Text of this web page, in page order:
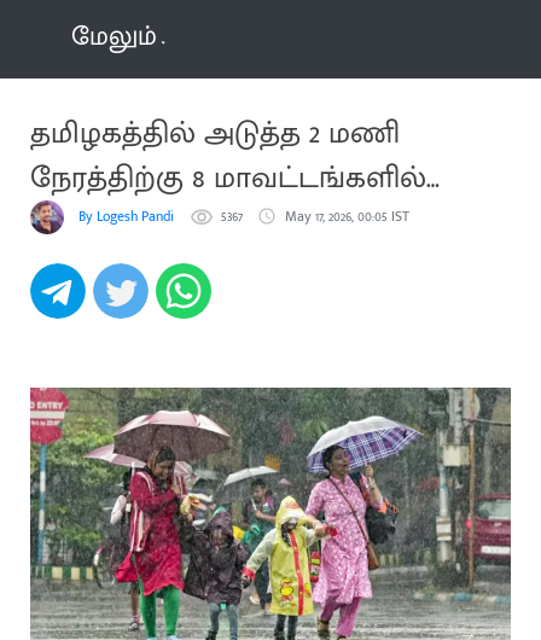
மேலும்
தமிழகத்தில் அடுத்த 2 மணி
நேரத்திற்கு 8 மாவட்டங்களில்
மழைக்கு வாய்ப்பு
By Logesh Pandi 5367 May 17, 2026, 00:05 IST